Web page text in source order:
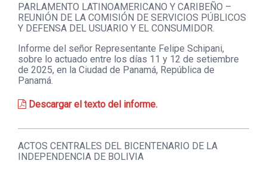
PARLAMENTO LATINOAMERICANO Y CARIBEÑO –
REUNIÓN DE LA COMISIÓN DE SERVICIOS PÚBLICOS
Y DEFENSA DEL USUARIO Y EL CONSUMIDOR.
Informe del señor Representante Felipe Schipani,
sobre lo actuado entre los días 11 y 12 de setiembre
de 2025, en la Ciudad de Panamá, República de
Panamá.
Descargar el texto del informe.
ACTOS CENTRALES DEL BICENTENARIO DE LA
INDEPENDENCIA DE BOLIVIA